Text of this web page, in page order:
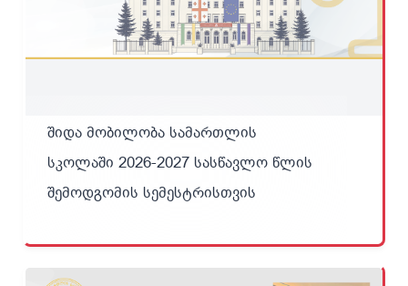
შიდა მობილობა სამართლის
სკოლაში 2026-2027 სასწავლო წლის
შემოდგომის სემესტრისთვის